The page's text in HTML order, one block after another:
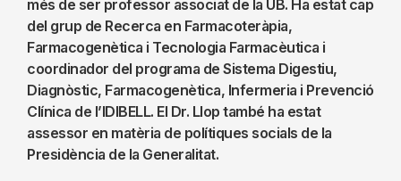
més de ser professor associat de la UB. Ha estat cap
del grup de Recerca en Farmacoteràpia,
Farmacogenètica i Tecnologia Farmacèutica i
coordinador del programa de Sistema Digestiu,
Diagnòstic, Farmacogenètica, Infermeria i Prevenció
Clínica de l’IDIBELL. El Dr. Llop també ha estat
assessor en matèria de polítiques socials de la
Presidència de la Generalitat.